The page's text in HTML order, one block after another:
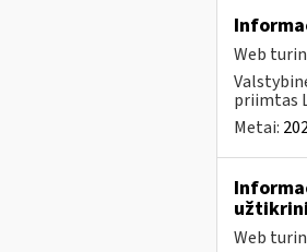
Web
priimtas
Metai:
Web